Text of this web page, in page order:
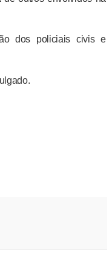
dos policiais civis e